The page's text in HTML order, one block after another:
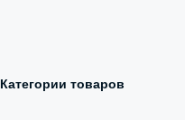
Категории товаров